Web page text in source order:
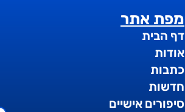
מפת אתר
דף הבית
אודות
כתבות
חדשות
סיפורים אישיים